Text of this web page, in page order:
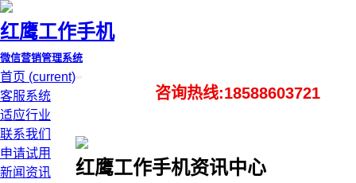
红鹰工作手机
微信营销管理系统
首页 (current)
客服系统
适应行业
联系我们
申请试用
新闻资讯
咨询热线:18588603721
红鹰工作手机资讯中心